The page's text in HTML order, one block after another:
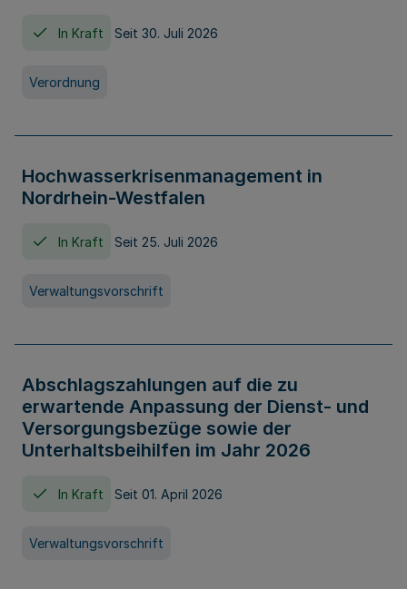
In Kraft Seit 30. Juli 2026
Verordnung
Hochwasserkrisenmanagement in
Nordrhein-Westfalen
In Kraft Seit 25. Juli 2026
Verwaltungsvorschrift
Abschlagszahlungen auf die zu
erwartende Anpassung der Dienst- und
Versorgungsbezüge sowie der
Unterhaltsbeihilfen im Jahr 2026
In Kraft Seit 01. April 2026
Verwaltungsvorschrift